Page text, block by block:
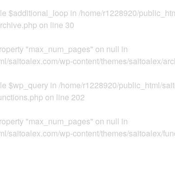
$additional_loop in /home/r1228920/
on line 30
"max_num_pages" on null in
saitoalex.com/wp-content/themes/saitoalex/
$wp_query in /home/r1228920/public_html/
on line 202
"max_num_pages" on null in
saitoalex.com/wp-content/themes/saitoalex/